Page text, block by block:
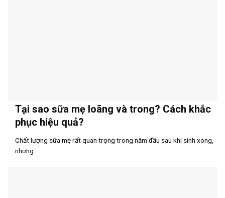
Tại sao sữa mẹ loãng và trong? Cách khắc
phục hiệu quả?
Chất lượng sữa mẹ rất quan trọng trong năm đầu sau khi sinh xong,
nhưng ...